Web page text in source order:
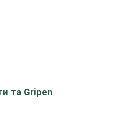
та Gripen